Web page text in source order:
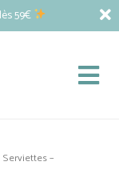
59€
–